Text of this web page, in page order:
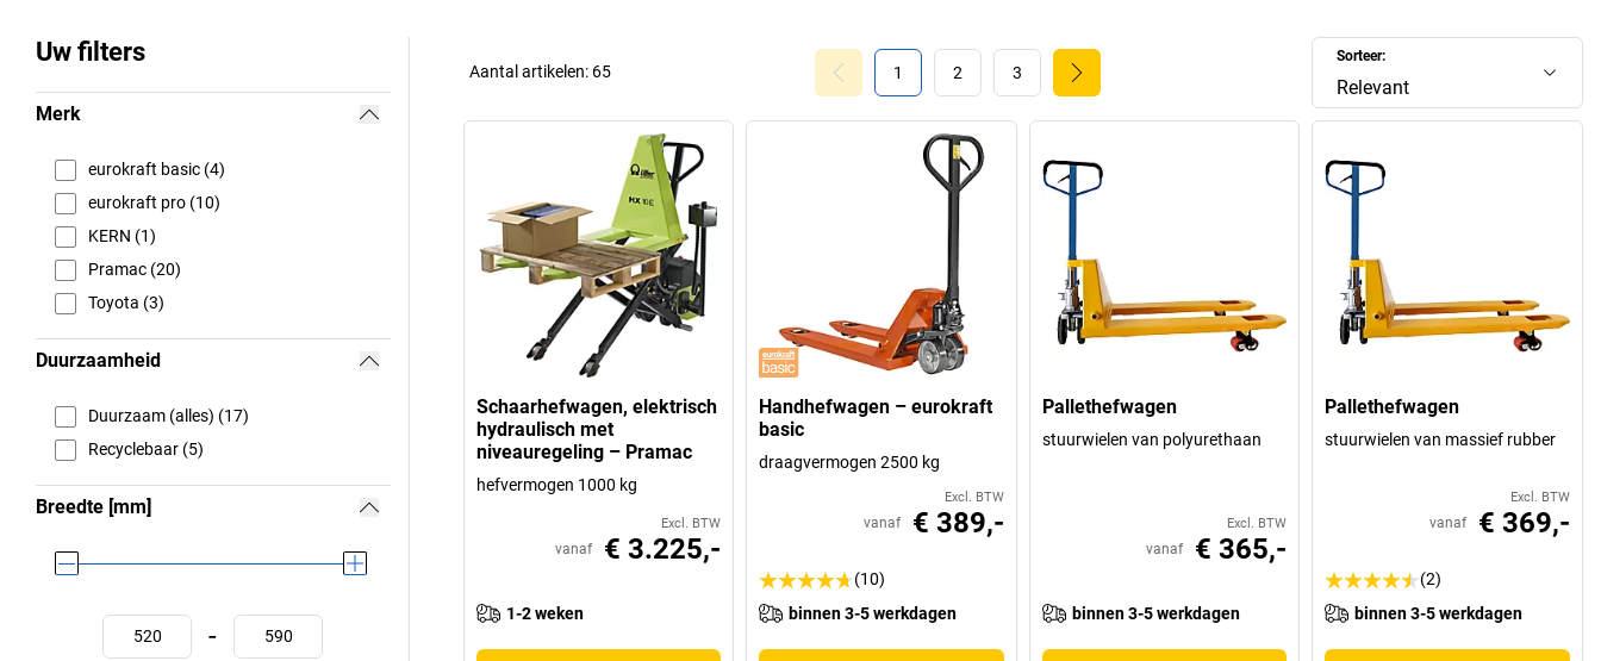
Uw filters
Merk
eurokraft basic (4)
eurokraft pro (10)
KERN (1)
Pramac (20)
Toyota (3)
Duurzaamheid
Duurzaam (alles) (17)
Recyclebaar (5)
Breedte [mm]
-
Sorteer:
Relevant
1 2 3
Aantal artikelen: 65
Schaarhefwagen, elektrisch
hydraulisch met
niveauregeling – Pramac
hefvermogen 1000 kg
Excl. BTW
vanaf € 3.225,-
1-2 weken
Handhefwagen – eurokraft
basic
draagvermogen 2500 kg
Excl. BTW
vanaf € 389,-
(10)
binnen 3-5 werkdagen
Pallethefwagen
stuurwielen van polyurethaan
Excl. BTW
vanaf € 365,-
binnen 3-5 werkdagen
Pallethefwagen
stuurwielen van massief rubber
Excl. BTW
vanaf € 369,-
(2)
binnen 3-5 werkdagen